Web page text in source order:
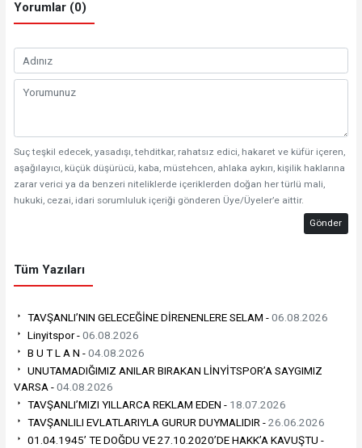
Yorumlar (0)
Suç teşkil edecek, yasadışı, tehditkar, rahatsız edici, hakaret ve küfür içeren,
aşağılayıcı, küçük düşürücü, kaba, müstehcen, ahlaka aykırı, kişilik haklarına
zarar verici ya da benzeri niteliklerde içeriklerden doğan her türlü mali,
hukuki, cezai, idari sorumluluk içeriği gönderen Üye/Üyeler’e aittir.
Gönder
Tüm Yazıları
TAVŞANLI’NIN GELECEĞİNE DİRENENLERE SELAM -06.08.2026
Linyitspor -06.08.2026
B U T L A N -04.08.2026
UNUTAMADIĞIMIZ ANILAR BIRAKAN LİNYİTSPOR’A SAYGIMIZ
VARSA -04.08.2026
TAVŞANLI’MIZI YILLARCA REKLAM EDEN - 18.07.2026
TAVŞANLILI EVLATLARIYLA GURUR DUYMALIDIR -26.06.2026
01.04.1945’ TE DOĞDU VE 27.10.2020’DE HAKK’A KAVUŞTU -